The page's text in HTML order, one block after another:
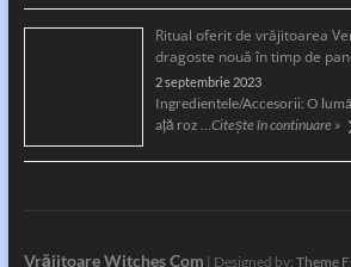
Ritual oferit de vrăjitoarea
dragoste nouă în timp de
2 septembrie 2023
Ingredientele/Accesorii: O
aţă roz …Citește în continuare »
Vrăjitoare Witches Com | Designed by: Theme